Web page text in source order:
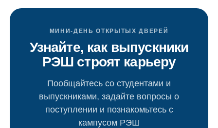
МИНИ-ДЕНЬ ОТКРЫТЫХ ДВЕРЕЙ
Узнайте, как выпускники
РЭШ строят карьеру
Пообщайтесь со студентами и
выпускниками, задайте вопросы о
поступлении и познакомьтесь с
кампусом РЭШ